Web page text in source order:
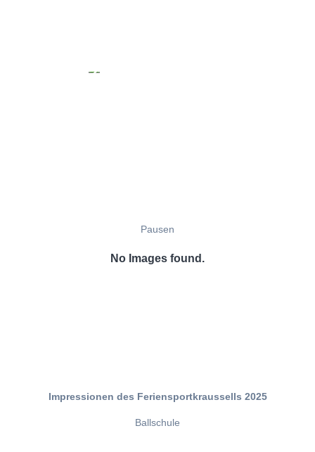
Pausen
No Images found.
Impressionen des Feriensportkraussells 2025
Ballschule